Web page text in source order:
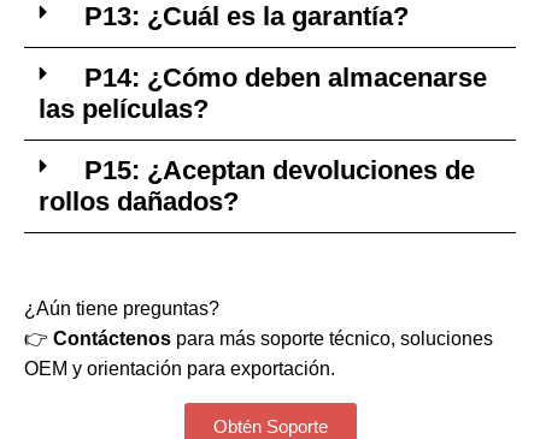
P13: ¿Cuál es la garantía?
P14: ¿Cómo deben almacenarse
las películas?
P15: ¿Aceptan devoluciones de
rollos dañados?
¿Aún tiene preguntas?
👉 Contáctenos para más soporte técnico, soluciones
OEM y orientación para exportación.
Obtén Soporte